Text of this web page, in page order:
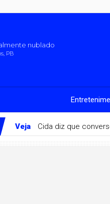
nublado
PB
Veja Cida diz que